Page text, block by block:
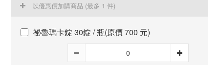
以優惠價加購商品 (最多 1 件)
祕魯瑪卡錠 30錠 / 瓶(原價 700 元)